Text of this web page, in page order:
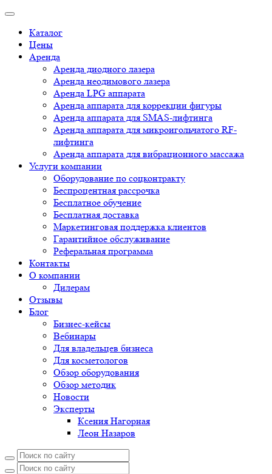
Каталог
Цены
Аренда
Аренда диодного лазера
Аренда неодимового лазера
Аренда LPG аппарата
Аренда аппарата для коррекции фигуры
Аренда аппарата для SMAS-лифтинга
Аренда аппарата для микроигольчатого RF-
лифтинга
Аренда аппарата для вибрационного массажа
Услуги компании
Оборудование по соцконтракту
Беспроцентная рассрочка
Бесплатное обучение
Бесплатная доставка
Маркетинговая поддержка клиентов
Гарантийное обслуживание
Реферальная программа
Контакты
О компании
Дилерам
Отзывы
Блог
Бизнес-кейсы
Вебинары
Для владельцев бизнеса
Для косметологов
Обзор оборудования
Обзор методик
Новости
Эксперты
Ксения Нагорная
Леон Назаров